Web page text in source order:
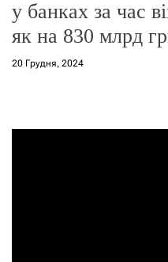
у банках за час
як на 830 млрд
20 Грудня, 2024